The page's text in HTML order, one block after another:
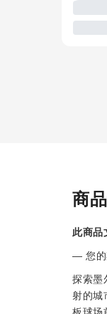
商
此商品
— 您
探索墨
射的城